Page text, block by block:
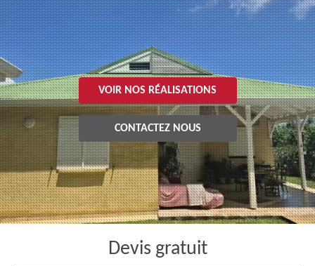
VOIR NOS RÉALISATIONS
CONTACTEZ NOUS
Devis gratuit